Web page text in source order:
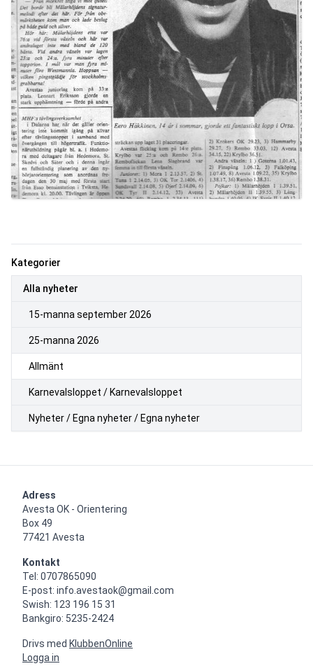
Kategorier
Alla nyheter
15-manna september 2026
25-manna 2026
Allmänt
Karnevalsloppet / Karnevalsloppet
Nyheter / Egna nyheter / Egna nyheter
Adress
Avesta OK - Orientering
Box 49
77421 Avesta
Kontakt
Tel: 0707865090
E-post: info.avestaok@gmail.com
Swish: 123 196 15 31
Bankgiro: 5235-2424
Drivs med KlubbenOnline
Logga in